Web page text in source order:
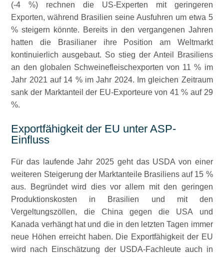
(-4 %) rechnen die US-Experten mit geringeren
Exporten, während Brasilien seine Ausfuhren um etwa 5
% steigern könnte. Bereits in den vergangenen Jahren
hatten die Brasilianer ihre Position am Weltmarkt
kontinuierlich ausgebaut. So stieg der Anteil Brasiliens
an den globalen Schweinefleischexporten von 11 % im
Jahr 2021 auf 14 % im Jahr 2024. Im gleichen Zeitraum
sank der Marktanteil der EU-Exporteure von 41 % auf 29
%.
Exportfähigkeit der EU unter ASP-
Einfluss
Für das laufende Jahr 2025 geht das USDA von einer
weiteren Steigerung der Marktanteile Brasiliens auf 15 %
aus. Begründet wird dies vor allem mit den geringen
Produktionskosten in Brasilien und mit den
Vergeltungszöllen, die China gegen die USA und
Kanada verhängt hat und die in den letzten Tagen immer
neue Höhen erreicht haben. Die Exportfähigkeit der EU
wird nach Einschätzung der USDA-Fachleute auch in